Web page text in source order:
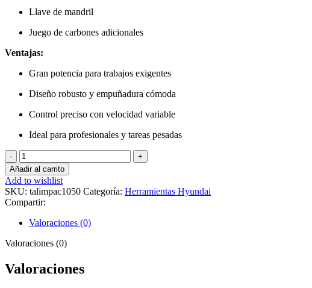
Llave de mandril
Juego de carbones adicionales
Ventajas:
Gran potencia para trabajos exigentes
Diseño robusto y empuñadura cómoda
Control preciso con velocidad variable
Ideal para profesionales y tareas pesadas
Taladro
1050W
13mm
cantidad
Añadir al carrito
Add to wishlist
SKU: talimpac1050 Categoría: Herramientas Hyundai
Compartir:
Valoraciones (0)
Valoraciones (0)
Valoraciones